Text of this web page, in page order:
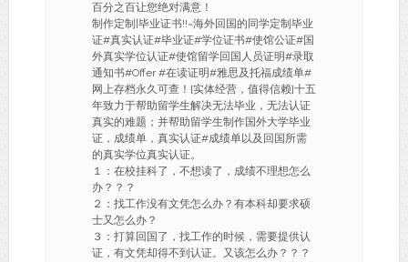
百分之百让您绝对满意！
制作定制|毕业证书!!~海外回国的同学定制毕业
证#真实认证#毕业证#学位证书#使馆公证#国
外真实学位认证#使馆留学回国人员证明#录取
通知书#Offer #在读证明#雅思及托福成绩单#
网上存档永久可查！[实体经营，值得信赖]十五
年致力于帮助留学生解决无法毕业，无法认证
真实的难题；并帮助留学生制作国外大学毕业
证，成绩单，真实认证#成绩单以及回国所需
的真实学位真实认证。
１：在校挂科了，不想读了，成绩不理想怎么
办？？？
２：找工作没有文凭怎么办？有本科却要求硕
士又怎么办？
３：打算回国了，找工作的时候，需要提供认
证，有文凭却得不到认证。又该怎么办？？？